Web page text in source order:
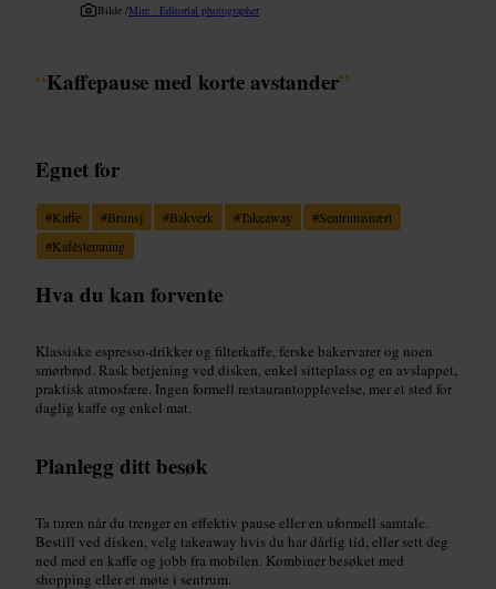
Bilde /Mire · Editorial photographer
“Kaffepause med korte avstander”
Egnet for
#Kaffe #Brunsj #Bakverk #Takeaway #Sentrumsnært
#Kaféstemning
Hva du kan forvente
Klassiske espresso-drikker og filterkaffe, ferske bakervarer og noen
smørbrød. Rask betjening ved disken, enkel sitteplass og en avslappet,
praktisk atmosfære. Ingen formell restaurantopplevelse, mer et sted for
daglig kaffe og enkel mat.
Planlegg ditt besøk
Ta turen når du trenger en effektiv pause eller en uformell samtale.
Bestill ved disken, velg takeaway hvis du har dårlig tid, eller sett deg
ned med en kaffe og jobb fra mobilen. Kombiner besøket med
shopping eller et møte i sentrum.